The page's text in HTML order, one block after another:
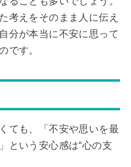
考えをそのまま人に伝え
分が本当に不安に思って
です。
ても、「不安や思いを最
という安心感は“心の支